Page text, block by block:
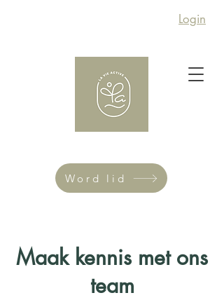
Login
Word lid
Maak kennis met ons
team